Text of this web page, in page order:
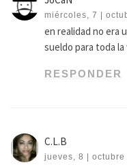
miércoles, 7 |
en realidad no era
sueldo para toda
RESPONDER
C.L.B
jueves, 8 | octubre